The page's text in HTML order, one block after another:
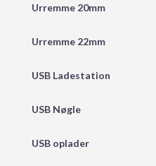
Urremme 20mm
Urremme 22mm
USB Ladestation
USB Nøgle
USB oplader